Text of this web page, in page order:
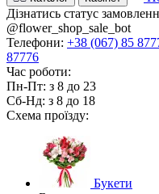
Дізнатись статус
@flower_shop_sale_bot
Телефони: +38 (067) 85
87776
Час роботи:
Пн-Пт: з 8 до 23
Сб-Нд: з 8 до 18
Схема проїзду:
Букети